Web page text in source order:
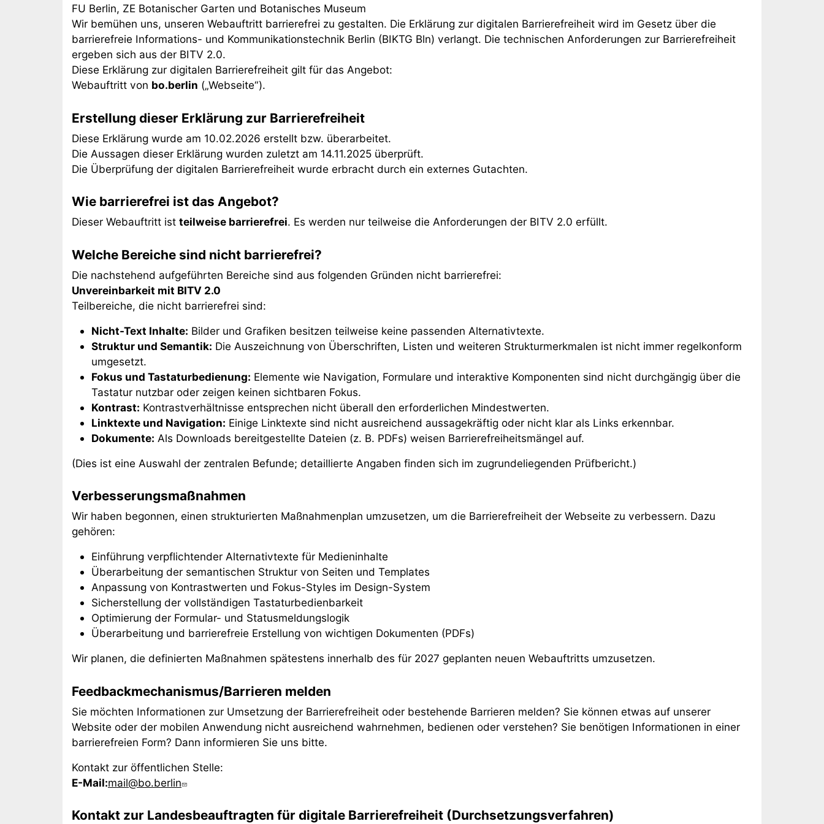
FU Berlin, ZE Botanischer Garten und Botanisches Museum
Wir bemühen uns, unseren Webauftritt barrierefrei zu gestalten. Die Erklärung zur digitalen Barrierefreiheit wird im Gesetz über die
barrierefreie Informations- und Kommunikationstechnik Berlin (BIKTG Bln) verlangt. Die technischen Anforderungen zur Barrierefreiheit
ergeben sich aus der BITV 2.0.
Diese Erklärung zur digitalen Barrierefreiheit gilt für das Angebot:
Webauftritt von bo.berlin („Webseite“).
Erstellung dieser Erklärung zur Barrierefreiheit
Diese Erklärung wurde am 10.02.2026 erstellt bzw. überarbeitet.
Die Aussagen dieser Erklärung wurden zuletzt am 14.11.2025 überprüft.
Die Überprüfung der digitalen Barrierefreiheit wurde erbracht durch ein externes Gutachten.
Wie barrierefrei ist das Angebot?
Dieser Webauftritt ist teilweise barrierefrei. Es werden nur teilweise die Anforderungen der BITV 2.0 erfüllt.
Welche Bereiche sind nicht barrierefrei?
Die nachstehend aufgeführten Bereiche sind aus folgenden Gründen nicht barrierefrei:
Unvereinbarkeit mit BITV 2.0
Teilbereiche, die nicht barrierefrei sind:
Nicht-Text Inhalte: Bilder und Grafiken besitzen teilweise keine passenden Alternativtexte.
Struktur und Semantik: Die Auszeichnung von Überschriften, Listen und weiteren Strukturmerkmalen ist nicht immer regelkonform
umgesetzt.
Fokus und Tastaturbedienung: Elemente wie Navigation, Formulare und interaktive Komponenten sind nicht durchgängig über die
Tastatur nutzbar oder zeigen keinen sichtbaren Fokus.
Kontrast: Kontrastverhältnisse entsprechen nicht überall den erforderlichen Mindestwerten.
Linktexte und Navigation: Einige Linktexte sind nicht ausreichend aussagekräftig oder nicht klar als Links erkennbar.
Dokumente: Als Downloads bereitgestellte Dateien (z. B. PDFs) weisen Barrierefreiheitsmängel auf.
(Dies ist eine Auswahl der zentralen Befunde; detaillierte Angaben finden sich im zugrundeliegenden Prüfbericht.)
Verbesserungsmaßnahmen
Wir haben begonnen, einen strukturierten Maßnahmenplan umzusetzen, um die Barrierefreiheit der Webseite zu verbessern. Dazu
gehören:
Einführung verpflichtender Alternativtexte für Medieninhalte
Überarbeitung der semantischen Struktur von Seiten und Templates
Anpassung von Kontrastwerten und Fokus-Styles im Design-System
Sicherstellung der vollständigen Tastaturbedienbarkeit
Optimierung der Formular- und Statusmeldungslogik
Überarbeitung und barrierefreie Erstellung von wichtigen Dokumenten (PDFs)
Wir planen, die definierten Maßnahmen spätestens innerhalb des für 2027 geplanten neuen Webauftritts umzusetzen.
Feedbackmechanismus/Barrieren melden
Sie möchten Informationen zur Umsetzung der Barrierefreiheit oder bestehende Barrieren melden? Sie können etwas auf unserer
Website oder der mobilen Anwendung nicht ausreichend wahrnehmen, bedienen oder verstehen? Sie benötigen Informationen in einer
barrierefreien Form? Dann informieren Sie uns bitte.
Kontakt zur öffentlichen Stelle:
E-Mail:mail@bo.berlin
Kontakt zur Landesbeauftragten für digitale Barrierefreiheit (Durchsetzungsverfahren)